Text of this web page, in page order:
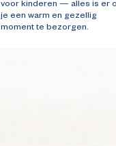
voor kinderen — alles is er
je een warm en gezellig
moment te bezorgen.